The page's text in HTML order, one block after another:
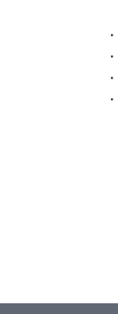
・
・
・
・